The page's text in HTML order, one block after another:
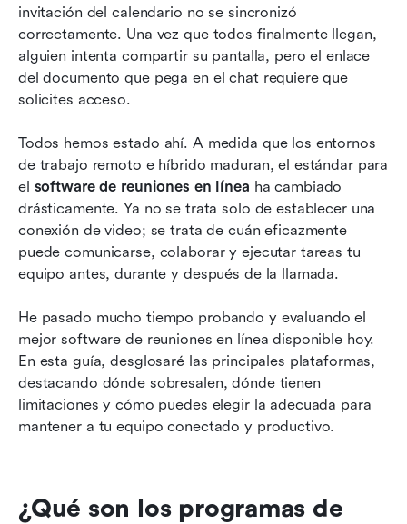
invitación del calendario no se sincronizó
correctamente. Una vez que todos finalmente llegan,
alguien intenta compartir su pantalla, pero el enlace
del documento que pega en el chat requiere que
solicites acceso.
Todos hemos estado ahí. A medida que los entornos
de trabajo remoto e híbrido maduran, el estándar para
el software de reuniones en línea ha cambiado
drásticamente. Ya no se trata solo de establecer una
conexión de video; se trata de cuán eficazmente
puede comunicarse, colaborar y ejecutar tareas tu
equipo antes, durante y después de la llamada.
He pasado mucho tiempo probando y evaluando el
mejor software de reuniones en línea disponible hoy.
En esta guía, desglosaré las principales plataformas,
destacando dónde sobresalen, dónde tienen
limitaciones y cómo puedes elegir la adecuada para
mantener a tu equipo conectado y productivo.
¿Qué son los programas de
Características importantes de las herramientas
para reuniones en línea que debes buscar
Cómo elegir aplicaciones para reuniones en
línea
Conclusión
Preguntas frecuentes
Lectura relacionada